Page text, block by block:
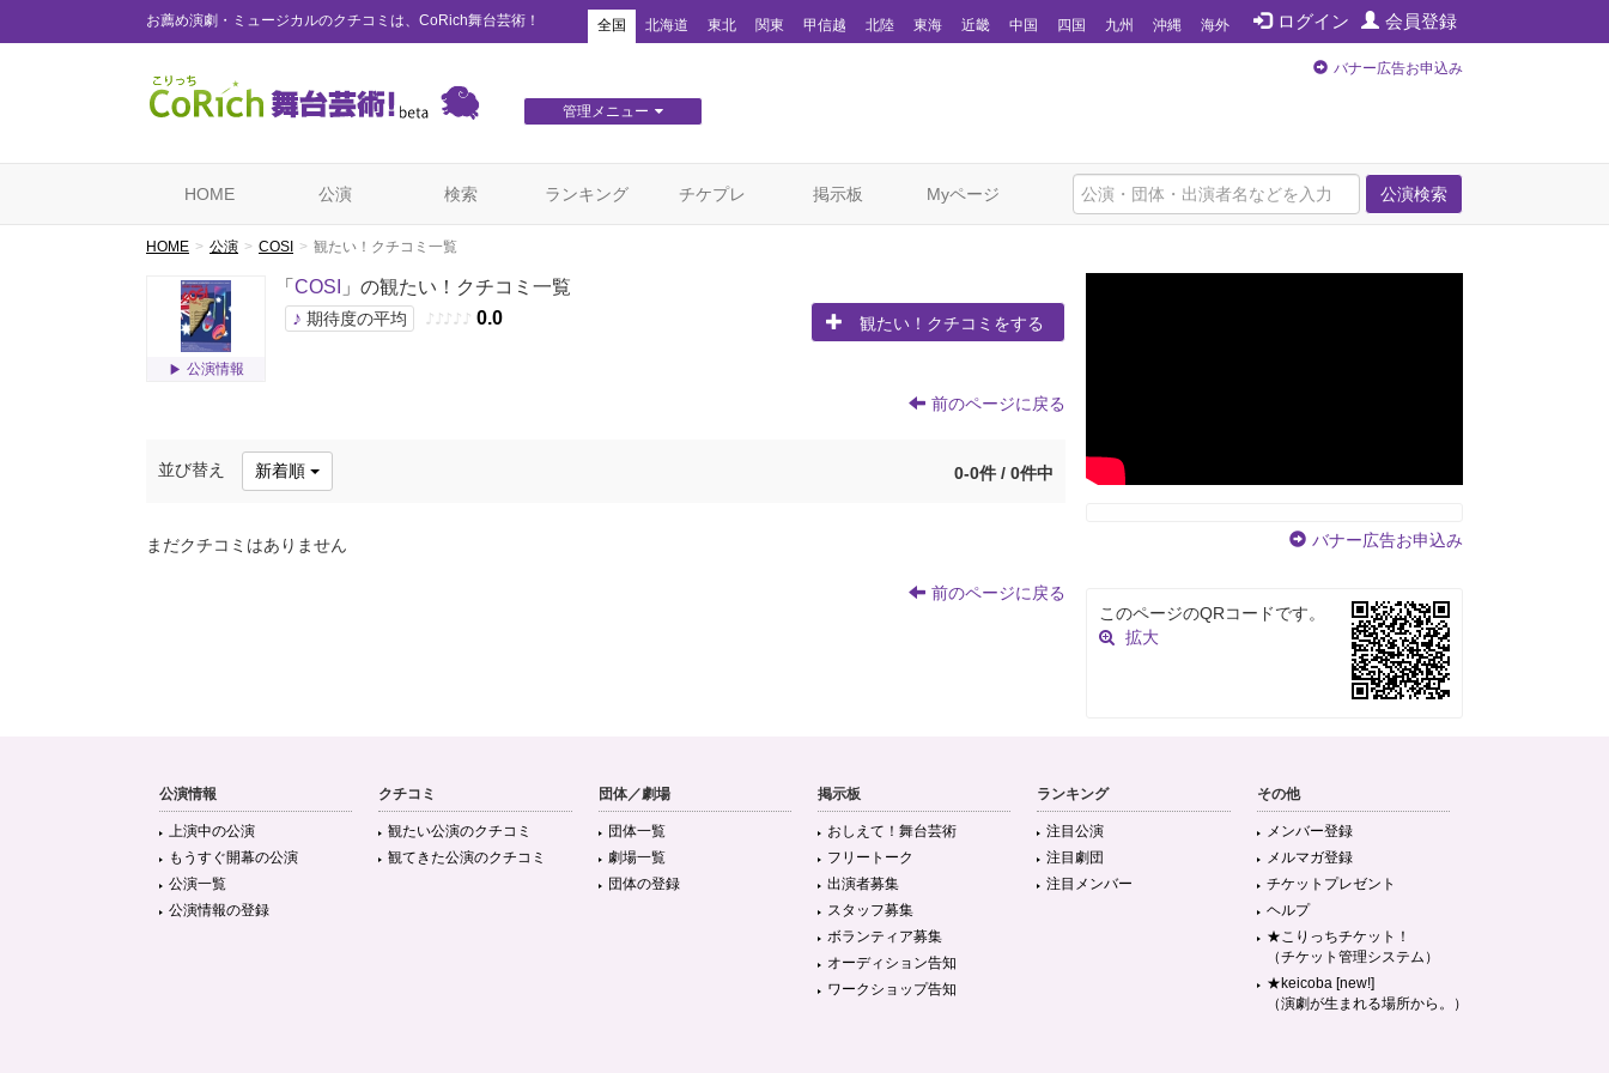
お薦め演劇・ミュージカルのクチコミは、CoRich舞台芸術！ ログイン 会員登録
全国 北海道 東北 関東 甲信越 北陸 東海 近畿 中国 四国 九州 沖縄 海外
管理メニュー
バナー広告お申込み
公演検索
HOME 公演 検索 ランキング チケプレ 掲示板 Myページ
HOME 公演 COSI 観たい！クチコミ一覧
公演情報
「 COSI
」の観たい！クチコミ一覧
♪ 期待度の平均 ♪ ♪ ♪ ♪ ♪ 0.0 観たい！クチコミをする
前のページに戻る
並び替え 新着順 0-0件 / 0件中
まだクチコミはありません
前のページに戻る
バナー広告お申込み
このページのQRコードです。
拡大
公演情報
上演中の公演
もうすぐ開幕の公演
公演一覧
公演情報の登録
クチコミ
観たい公演のクチコミ
観てきた公演のクチコミ
団体／劇場
団体一覧
劇場一覧
団体の登録
掲示板
おしえて！舞台芸術
フリートーク
出演者募集
スタッフ募集
ボランティア募集
オーディション告知
ワークショップ告知
ランキング
注目公演
注目劇団
注目メンバー
その他
メンバー登録
メルマガ登録
チケットプレゼント
ヘルプ
★こりっちチケット！
（チケット管理システム）
★keicoba [new!]
（演劇が生まれる場所から。）